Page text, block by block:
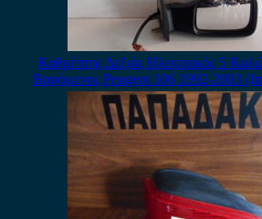
Καθρέπτης Δεξιός Ηλεκτρικός 5
Βαφόμενος Peugeot 106 1992-2003